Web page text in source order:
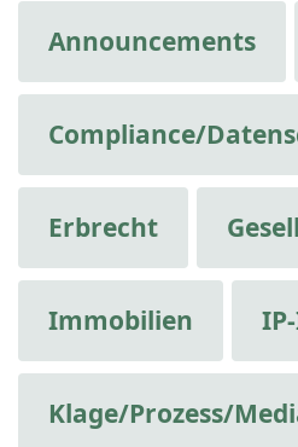
Announcements
Compliance/
Erbrecht
Immobilien
Klage/Prozess/